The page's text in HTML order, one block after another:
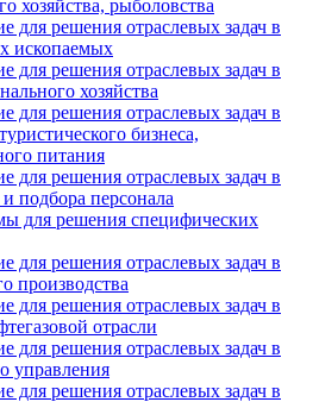
хозяйства, рыболовства
для решения отраслевых задач в
ископаемых
для решения отраслевых задач в
хозяйства
для решения отраслевых задач в
бизнеса,
питания
для решения отраслевых задач в
подбора персонала
для решения специфических
для решения отраслевых задач в
производства
для решения отраслевых задач в
отрасли
для решения отраслевых задач в
управления
для решения отраслевых задач в